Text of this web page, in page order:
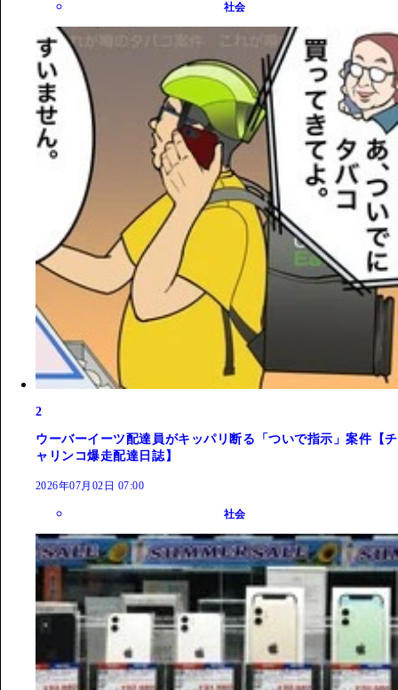
社会
2
ウーバーイーツ配達員がキッパリ断る「ついで指示」案件【チ
ャリンコ爆走配達日誌】
2026年07月02日 07:00
社会